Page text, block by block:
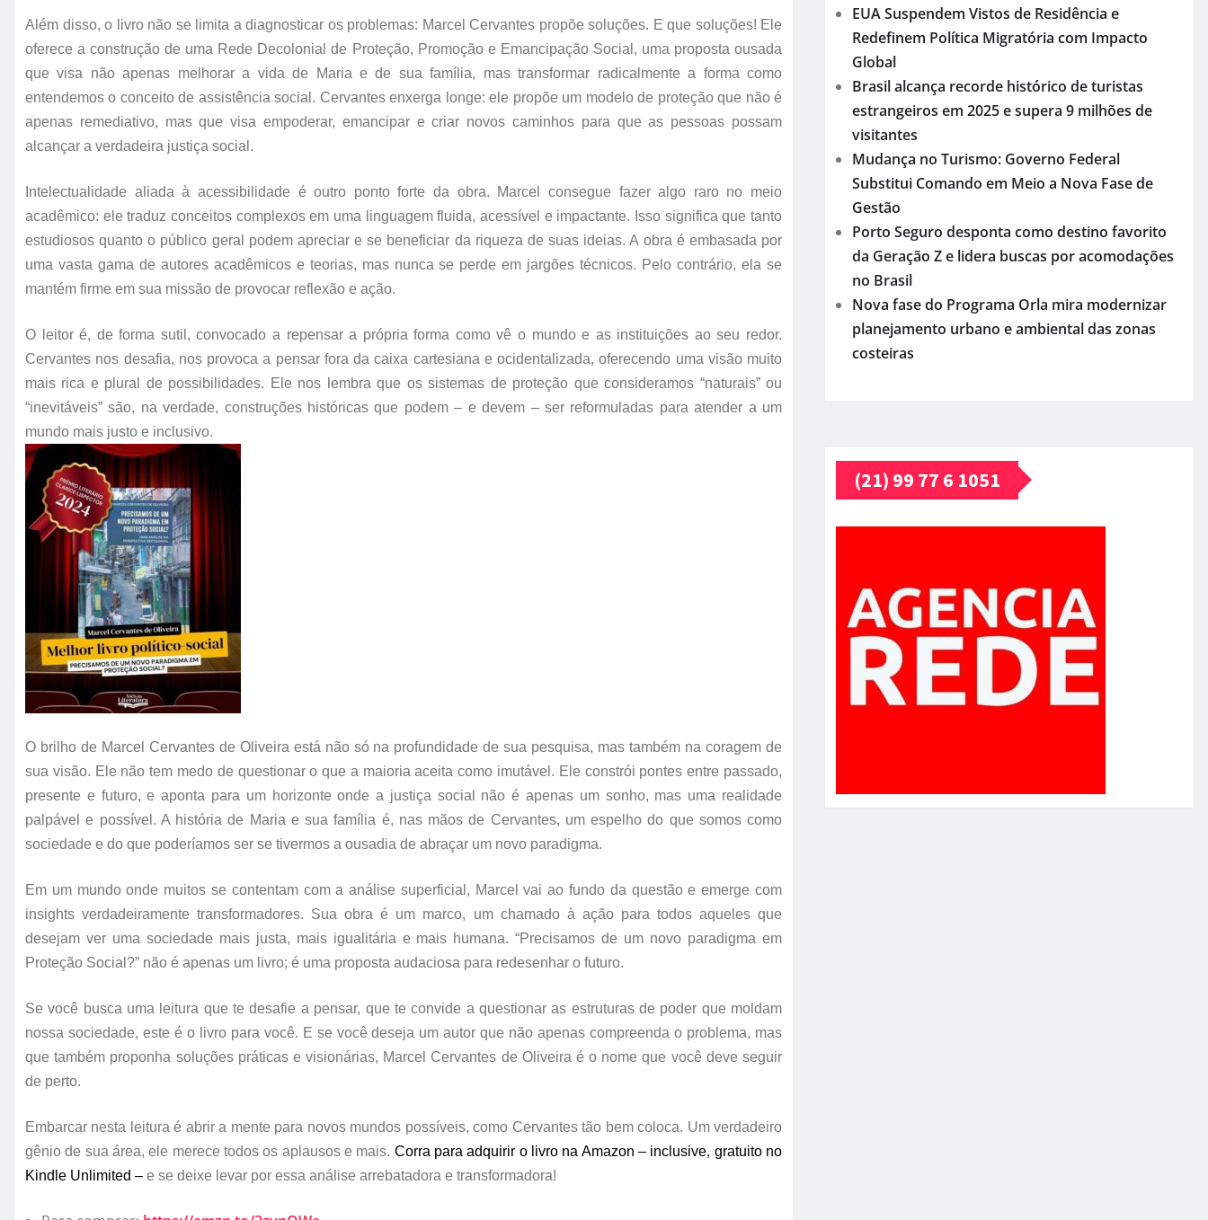
Além disso, o livro não se limita a diagnosticar os problemas: Marcel Cervantes propõe soluções. E que soluções! Ele
oferece a construção de uma Rede Decolonial de Proteção, Promoção e Emancipação Social, uma proposta ousada
que visa não apenas melhorar a vida de Maria e de sua família, mas transformar radicalmente a forma como
entendemos o conceito de assistência social. Cervantes enxerga longe: ele propõe um modelo de proteção que não é
apenas remediativo, mas que visa empoderar, emancipar e criar novos caminhos para que as pessoas possam
alcançar a verdadeira justiça social.
Intelectualidade aliada à acessibilidade é outro ponto forte da obra. Marcel consegue fazer algo raro no meio
acadêmico: ele traduz conceitos complexos em uma linguagem fluida, acessível e impactante. Isso significa que tanto
estudiosos quanto o público geral podem apreciar e se beneficiar da riqueza de suas ideias. A obra é embasada por
uma vasta gama de autores acadêmicos e teorias, mas nunca se perde em jargões técnicos. Pelo contrário, ela se
mantém firme em sua missão de provocar reflexão e ação.
O leitor é, de forma sutil, convocado a repensar a própria forma como vê o mundo e as instituições ao seu redor.
Cervantes nos desafia, nos provoca a pensar fora da caixa cartesiana e ocidentalizada, oferecendo uma visão muito
mais rica e plural de possibilidades. Ele nos lembra que os sistemas de proteção que consideramos “naturais” ou
“inevitáveis” são, na verdade, construções históricas que podem – e devem – ser reformuladas para atender a um
mundo mais justo e inclusivo.
O brilho de Marcel Cervantes de Oliveira está não só na profundidade de sua pesquisa, mas também na coragem de
sua visão. Ele não tem medo de questionar o que a maioria aceita como imutável. Ele constrói pontes entre passado,
presente e futuro, e aponta para um horizonte onde a justiça social não é apenas um sonho, mas uma realidade
palpável e possível. A história de Maria e sua família é, nas mãos de Cervantes, um espelho do que somos como
sociedade e do que poderíamos ser se tivermos a ousadia de abraçar um novo paradigma.
Em um mundo onde muitos se contentam com a análise superficial, Marcel vai ao fundo da questão e emerge com
insights verdadeiramente transformadores. Sua obra é um marco, um chamado à ação para todos aqueles que
desejam ver uma sociedade mais justa, mais igualitária e mais humana. “Precisamos de um novo paradigma em
Proteção Social?” não é apenas um livro; é uma proposta audaciosa para redesenhar o futuro.
Se você busca uma leitura que te desafie a pensar, que te convide a questionar as estruturas de poder que moldam
nossa sociedade, este é o livro para você. E se você deseja um autor que não apenas compreenda o problema, mas
que também proponha soluções práticas e visionárias, Marcel Cervantes de Oliveira é o nome que você deve seguir
de perto.
Embarcar nesta leitura é abrir a mente para novos mundos possíveis, como Cervantes tão bem coloca. Um verdadeiro
gênio de sua área, ele merece todos os aplausos e mais. Corra paraadquirir o livro na Amazon – inclusive, gratuito no
Kindle Unlimited – e se deixe levar por essa análise arrebatadora e transformadora!
EUA Suspendem Vistos de Residência e
Redefinem Política Migratória com Impacto
Global
Brasil alcança recorde histórico de turistas
estrangeiros em 2025 e supera 9 milhões de
visitantes
Mudança no Turismo: Governo Federal
Substitui Comando em Meio a Nova Fase de
Gestão
Porto Seguro desponta como destino favorito
da Geração Z e lidera buscas por acomodações
no Brasil
Nova fase do Programa Orla mira modernizar
planejamento urbano e ambiental das zonas
costeiras
(21) 99 77 6 1051